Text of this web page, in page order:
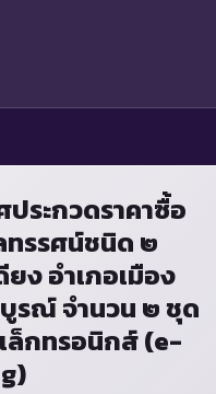
ประกวดราคาซื้อ
รรศน์ชนิด ๒
ง อำเภอเมือง
รณ์ จำนวน ๒ ชุด
ล็กทรอนิกส์ (e-